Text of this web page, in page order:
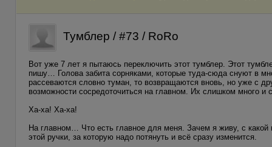
Тумблер / #73 / RoRo
Вот уже 7 лет я пытаюсь переключить этот тумблер. Этот
пишу… Голова забита сорняками, которые туда-сюда снуют в
рассеваются словно туман, то возвращаются вновь, но уже с
возможности сосредоточиться на главном. Их слишком много
Ха-ха! Ха-ха!
На главном… Что есть главное для меня. Зачем я живу, с
этой ручки, за которую надо потянуть и всё сразу изменится.